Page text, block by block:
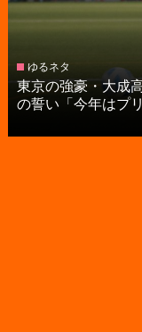
ゆるネタ
東京の強豪・大成
の誓い「今年はプ